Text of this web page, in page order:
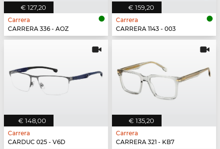
€ 127,20
Carrera
CARRERA 336 - AOZ
€ 159,20
Carrera
CARRERA 1143 - 003
€ 148,00
Carrera
CARDUC 025 - V6D
€ 135,20
Carrera
CARRERA 321 - KB7